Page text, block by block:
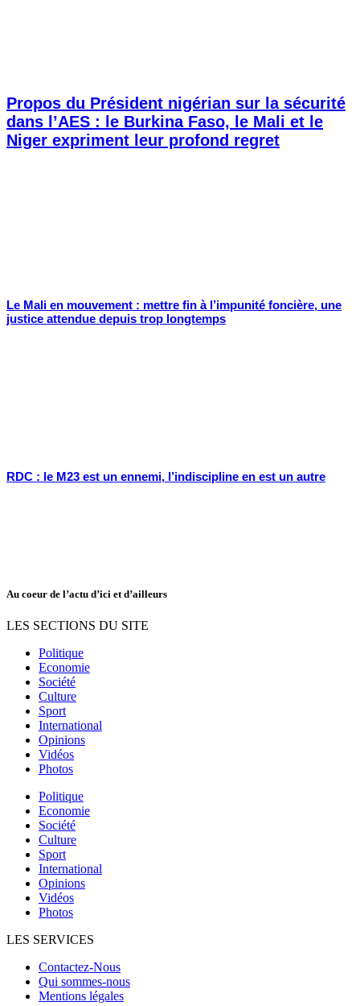
Propos du Président nigérian sur la sécurité
dans l’AES : le Burkina Faso, le Mali et le
Niger expriment leur profond regret
Le Mali en mouvement : mettre fin à l’impunité foncière, une
justice attendue depuis trop longtemps
RDC : le M23 est un ennemi, l’indiscipline en est un autre
Au coeur de l’actu d’ici et d’ailleurs
LES SECTIONS DU SITE
Politique
Economie
Société
Culture
Sport
International
Opinions
Vidéos
Photos
Politique
Economie
Société
Culture
Sport
International
Opinions
Vidéos
Photos
LES SERVICES
Contactez-Nous
Qui sommes-nous
Mentions légales